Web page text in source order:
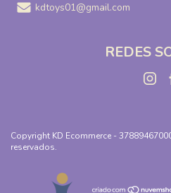
kdtoys01@gmail.com
REDES
Copyright KD Ecommerce -
reservados.